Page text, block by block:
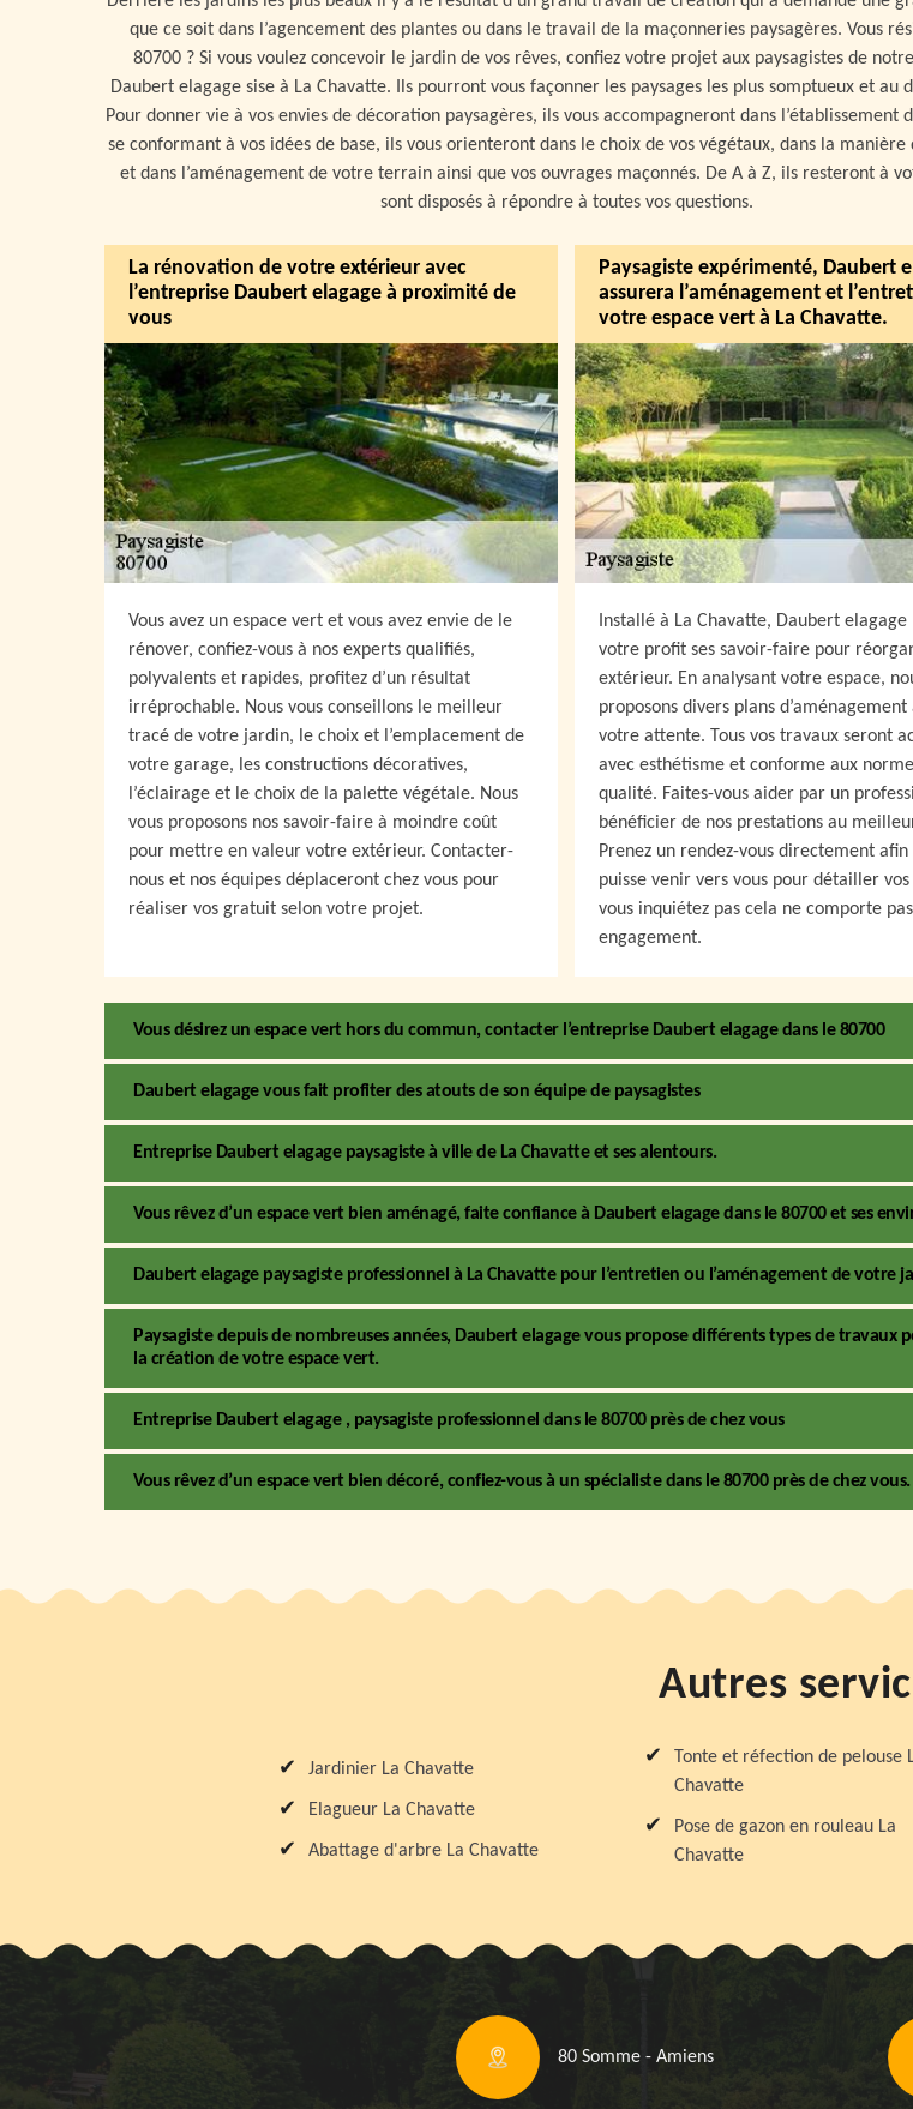
que ce soit dans l’agencement des plantes ou dans le travail de la maçonneries paysagères. Vous
80700 ? Si vous voulez concevoir le jardin de vos rêves, confiez votre projet aux paysagistes de
Daubert elagage sise à La Chavatte. Ils pourront vous façonner les paysages les plus somptueux et au
Pour donner vie à vos envies de décoration paysagères, ils vous accompagneront dans l’établissement
se conformant à vos idées de base, ils vous orienteront dans le choix de vos végétaux, dans la manière
et dans l’aménagement de votre terrain ainsi que vos ouvrages maçonnés. De A à Z, ils resteront à
sont disposés à répondre à toutes vos questions.
La rénovation de votre extérieur avec
l’entreprise Daubert elagage à proximité de
vous
Vous avez un espace vert et vous avez envie de le
rénover, confiez-vous à nos experts qualifiés,
polyvalents et rapides, profitez d’un résultat
irréprochable. Nous vous conseillons le meilleur
tracé de votre jardin, le choix et l’emplacement de
votre garage, les constructions décoratives,
l’éclairage et le choix de la palette végétale. Nous
vous proposons nos savoir-faire à moindre coût
pour mettre en valeur votre extérieur. Contacter-
nous et nos équipes déplaceront chez vous pour
réaliser vos gratuit selon votre projet.
Paysagiste expérimenté, Daubert
assurera l’aménagement et
votre espace vert à La Chavatte.
Installé à La Chavatte, Daubert
votre profit ses savoir-faire pour
extérieur. En analysant votre espace,
proposons divers plans d’aménagement
votre attente. Tous vos travaux seront
avec esthétisme et conforme aux
qualité. Faites-vous aider par un
bénéficier de nos prestations au
Prenez un rendez-vous directement afin
puisse venir vers vous pour détailler vos
vous inquiétez pas cela ne comporte
engagement.
Vous désirez un espace vert hors du commun, contacter l’entreprise Daubert elagage dans le 80700
Daubert elagage vous fait profiter des atouts de son équipe de paysagistes
Entreprise Daubert elagage paysagiste à ville de La Chavatte et ses alentours.
Vous rêvez d’un espace vert bien aménagé, faite confiance à Daubert elagage dans le 80700 et ses
Daubert elagage paysagiste professionnel à La Chavatte pour l’entretien ou l’aménagement de votre
Paysagiste depuis de nombreuses années, Daubert elagage vous propose différents types de travaux
la création de votre espace vert.
Entreprise Daubert elagage , paysagiste professionnel dans le 80700 près de chez vous
Vous rêvez d’un espace vert bien décoré, confiez-vous à un spécialiste dans le 80700 près de chez vous.
Autres
Jardinier La Chavatte
Elagueur La Chavatte
Abattage d'arbre La Chavatte
Tonte et réfection de pelouse
Chavatte
Pose de gazon en rouleau La
Chavatte
80 Somme - Amiens